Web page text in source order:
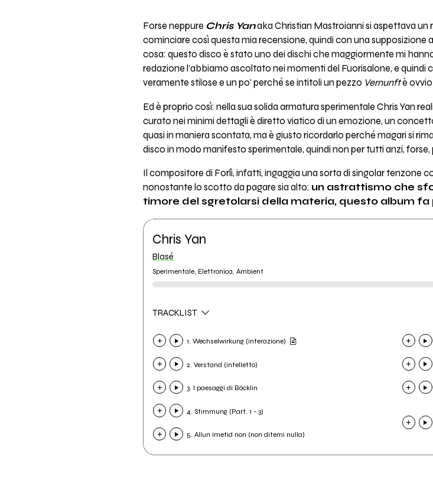
Forse neppure Chris Yanaka Christian Mastroianni si aspettava un
cominciare così questa mia recensione, quindi con una
cosa: questo disco è stato uno dei dischi che maggiormente mi
redazione l'abbiamo ascoltato nei momenti del Fuorisalone, e
veramente stilose e un po' perché se intitoli un pezzo Vernunftè ovvio
Ed è proprio così: nella sua solida armatura sperimentale Chris Yan
curato nei minimi dettagli è diretto viatico di un emozione, un
quasi in maniera scontata, ma è giusto ricordarlo perché magari si
disco in modo manifesto sperimentale, quindi non per tutti anzi, forse,
Il compositore di Forlì, infatti, ingaggia una sorta di singolar tenzone
nonostante lo scotto da pagare sia alto: un astrattismo che
timore del sgretolarsi della materia, questo album fa
Chris Yan
Blasé
Sperimentale, Elettronica, Ambient
TRACKLIST
1. Wechselwirkung (interazione)
2. Verstand (intelletto)
3. I paesaggi di Böcklin
4. Stimmung (Part. 1 - 3)
5. Allun imetid non (non ditemi nulla)